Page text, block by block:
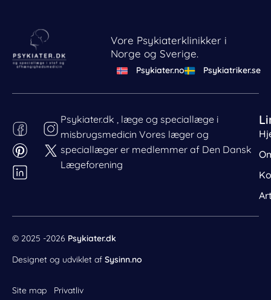
Vore Psykiaterklinikker i
Norge og Sverige.
Psykiater.no Psykiatriker.se
Psykiater.dk , læge og speciallæge i
misbrugsmedicin Vores læger og
speciallæger er medlemmer af Den Dansk
Lægeforening
© 2025 -2026 Psykiater.dk
Designet og udviklet af Sysinn.no
Site map Privatliv
Behandl dit samtykke
For at give den bedst mulige oplevelse bruger vi cookies
til at gemme eller tilgå enhedsdata. Nægtelse af
samtykke kan begrænse visse funktioner.
Statistik
Markedsføring